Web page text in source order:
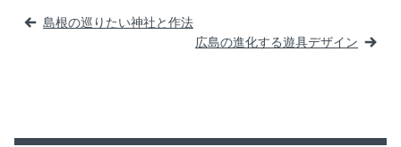
投
ゲ
島根の巡りたい神社と作法
広島の進化する遊具デザイン